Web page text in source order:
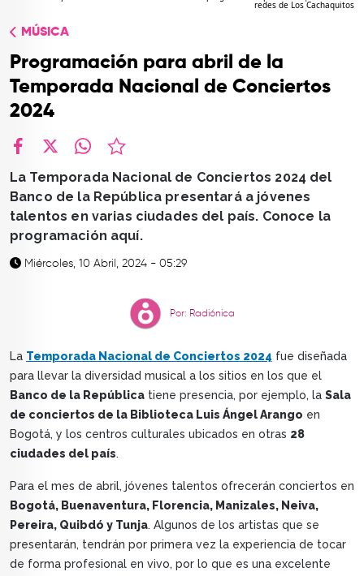
CONTACTO
redes de Los Cachaquitos
MÚSICA
Programación para abril de la
Temporada Nacional de Conciertos
2024
La Temporada Nacional de Conciertos 2024 del
Banco de la República presentará a jóvenes
talentos en varias ciudades del país. Conoce la
programación aquí.
Miércoles, 10 Abril, 2024 - 05:29
Por: Radiónica
La Temporada Nacional de Conciertos 2024 fue diseñada
para llevar la diversidad musical a los sitios en los que el
Banco de la República tiene presencia, por ejemplo, la Sala
de conciertos de la Biblioteca Luis Ángel Arango en
Bogotá, y los centros culturales ubicados en otras 28
ciudades del país.
Para el mes de abril, jóvenes talentos ofrecerán conciertos en
Bogotá, Buenaventura, Florencia, Manizales, Neiva,
Pereira, Quibdó y Tunja. Algunos de los artistas que se
presentarán, tendrán por primera vez la experiencia de tocar
de forma profesional en vivo, por lo que es una excelente